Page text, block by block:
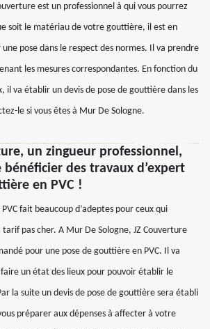
est un professionnel à qui vous pourrez
soit le matériau de votre gouttière, il est en
pose dans le respect des normes. Il va prendre
les mesures correspondantes. En fonction du
il va établir un devis de pose de gouttière dans les
le si vous êtes à Mur De Sologne.
un zingueur professionnel,
bénéficier des travaux d’expert
en PVC !
fait beaucoup d’adeptes pour ceux qui
pas cher. A Mur De Sologne, JZ Couverture
pour une pose de gouttière en PVC. Il va
un état des lieux pour pouvoir établir le
la suite un devis de pose de gouttière sera établi
préparer aux dépenses à affecter à votre